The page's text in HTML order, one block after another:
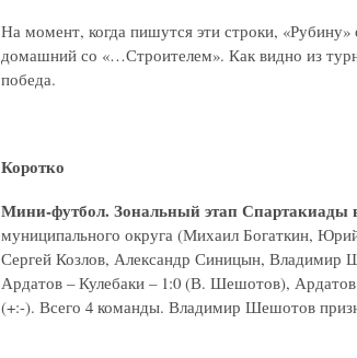
На момент, когда пишутся эти строки, «Рубину»
домашний со «…Строителем». Как видно из
победа.
Коротко
Мини-футбол. Зональный этап Спартакиады
муниципального округа (Михаил Богаткин,
Сергей Козлов, Александр Синицын, Владимир
Ардатов – Кулебаки – 1:0 (В. Шешотов),
(+:-). Всего 4 команды. Владимир Шешотов